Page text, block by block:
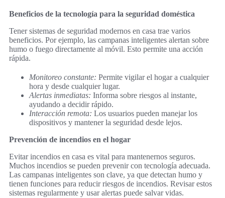
Beneficios de la tecnología para la seguridad doméstica
Tener sistemas de seguridad modernos en casa trae varios
beneficios. Por ejemplo, las campanas inteligentes alertan sobre
humo o fuego directamente al móvil. Esto permite una acción
rápida.
Monitoreo constante: Permite vigilar el hogar a cualquier
hora y desde cualquier lugar.
Alertas inmediatas: Informa sobre riesgos al instante,
ayudando a decidir rápido.
Interacción remota: Los usuarios pueden manejar los
dispositivos y mantener la seguridad desde lejos.
Prevención de incendios en el hogar
Evitar incendios en casa es vital para mantenernos seguros.
Muchos incendios se pueden prevenir con tecnología adecuada.
Las campanas inteligentes son clave, ya que detectan humo y
tienen funciones para reducir riesgos de incendios. Revisar estos
sistemas regularmente y usar alertas puede salvar vidas.